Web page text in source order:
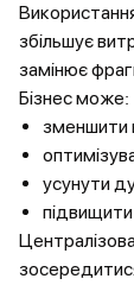
збільшує
замінює
Бізнес може:
зменшити
усунути